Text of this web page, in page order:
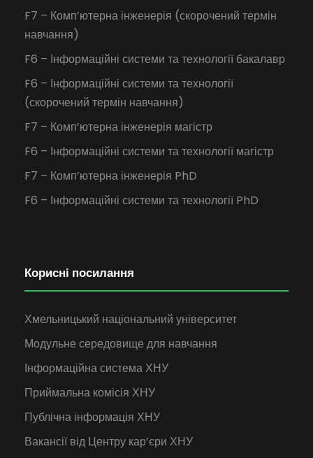
F7 – Комп’ютерна інженерія (скорочений термін
навчання)
F6 – Інформаційні системи та технології бакалавр
F6 – Інформаційні системи та технології
(скорочений термін навчання)
F7 – Комп’ютерна інженерія магістр
F6 – Інформаційні системи та технології магістр
F7 – Комп’ютерна інженерія PhD
F6 – Інформаційні системи та технології PhD
Корисні посилання
Хмельницький національний університет
Модульне середовище для навчання
Інформаційна система ХНУ
Приймальна комісія ХНУ
Публічна інформація ХНУ
Вакансії від Центру кар’єри ХНУ